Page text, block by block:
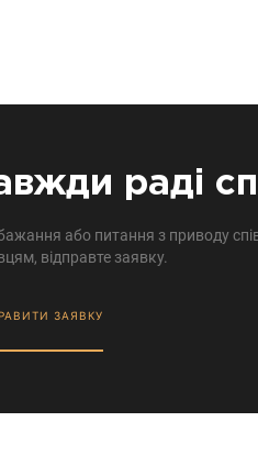
раді
або питання з приводу
відправте заявку.
ЗАЯВКУ